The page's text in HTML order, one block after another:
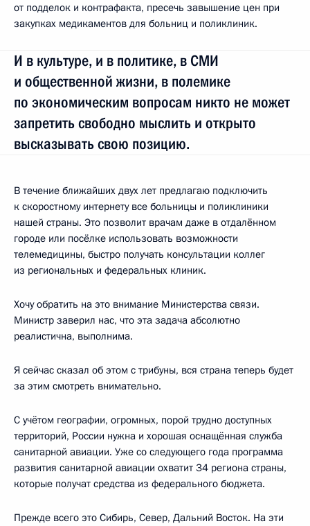
от подделок и контрафакта, пресечь завышение цен при
закупках медикаментов для больниц и поликлиник.
И в культуре, и в политике, в СМИ
и общественной жизни, в полемике
по экономическим вопросам никто не может
запретить свободно мыслить и открыто
высказывать свою позицию.
В течение ближайших двух лет предлагаю подключить
к скоростному интернету все больницы и поликлиники
нашей страны. Это позволит врачам даже в отдалённом
городе или посёлке использовать возможности
телемедицины, быстро получать консультации коллег
из региональных и федеральных клиник.
Хочу обратить на это внимание Министерства связи.
Министр заверил нас, что эта задача абсолютно
реалистична, выполнима.
Я сейчас сказал об этом с трибуны, вся страна теперь будет
за этим смотреть внимательно.
С учётом географии, огромных, порой трудно доступных
территорий, России нужна и хорошая оснащённая служба
санитарной авиации. Уже со следующего года программа
развития санитарной авиации охватит 34 региона страны,
которые получат средства из федерального бюджета.
Прежде всего это Сибирь, Север, Дальний Восток. На эти